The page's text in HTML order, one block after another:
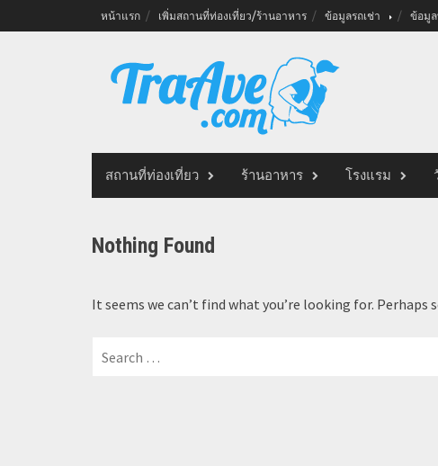
to
หน้าแรก เพิ่มสถานที่ท่องเที่ยว/ร้านอาหาร ข้อมูลรถเช่า ข้อมู
สถานที่ท่องเที่ยว ร้านอาหาร โรงแรม
Nothing Found
It seems we can’t find what you’re looking for. Perhaps